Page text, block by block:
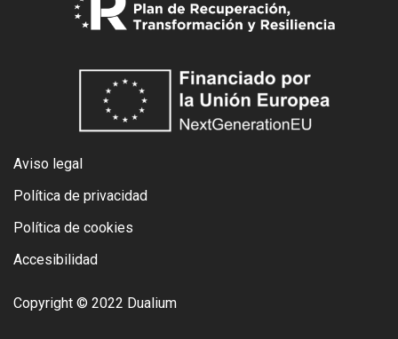
Copyright © 2022 Dualium
Aviso legal
Política de privacidad
Política de cookies
Accesibilidad